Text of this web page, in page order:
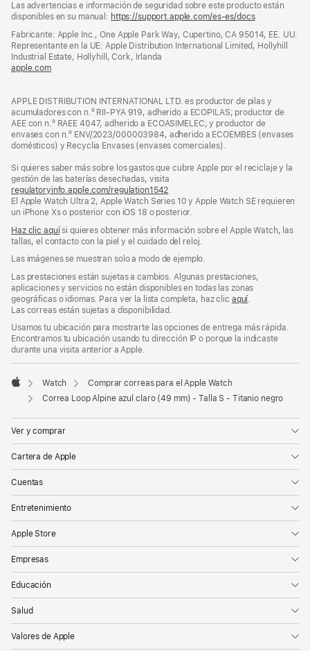
Las advertencias e información de seguridad sobre este producto están
disponibles en su manual: https://support.apple.com/es-es/docs(se
en
una
Fabricante: Apple Inc., One Apple Park Way, Cupertino, CA 95014, EE. UU.
Representante en la UE: Apple Distribution International Limited, Hollyhill
Industrial Estate, Hollyhill, Cork, Irlanda
apple.com(se
una
ventana
nueva)
APPLE DISTRIBUTION INTERNATIONAL LTD. es productor de pilas y
acumuladores con n.º RII-PYA 919, adherido a ECOPILAS; productor de
AEE con n.º RAEE 4047, adherido a ECOASIMELEC; y productor de
envases con n.º ENV/2023/000003984, adherido a ECOEMBES (envases
domésticos) y Recyclia Envases (envases comerciales).
Si quieres saber más sobre los gastos que cubre Apple por el reciclaje y la
gestión de las baterías desechadas, visita
regulatoryinfo.apple.com/regulation1542
abre
en
ventana
nueva)
El Apple Watch Ultra 2, Apple Watch Series 10 y Apple Watch SE requieren
un iPhone Xs o posterior con iOS 18 o posterior.
Haz clic aquísi quieres obtener más información sobre el Apple Watch, las
tallas, el contacto con la piel y el cuidado del reloj.
Las imágenes se muestran solo a modo de ejemplo.
Las prestaciones están sujetas a cambios. Algunas prestaciones,
aplicaciones y servicios no están disponibles en todas las zonas
geográficas o idiomas. Para ver la lista completa, haz clic aquí
Las correas están sujetas a disponibilidad.
Usamos tu ubicación para mostrarte las opciones de entrega más rápida.
Encontramos tu ubicación usando tu dirección IP o porque la indicaste
durante una visita anterior a Apple.
Apple
Watch
Comprar correas para el Apple Watch
Correa Loop Alpine azul claro (49 mm) - Talla S - Titanio negro
Ver y comprar
Cartera de Apple
Cuentas
Entretenimiento
Apple Store
Empresas
Educación
Salud
Valores de Apple